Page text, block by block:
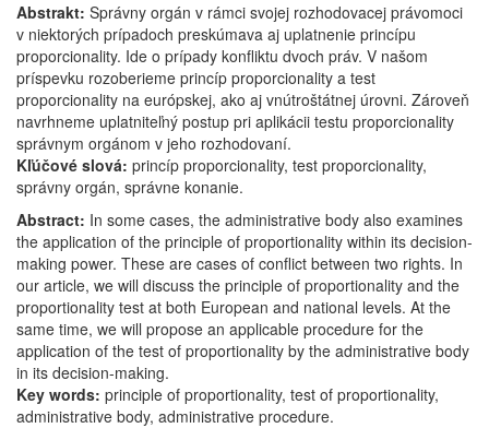
Abstrakt: Správny orgán v rámci svojej rozhodovacej právomoci
v niektorých prípadoch preskúmava aj uplatnenie princípu
proporcionality. Ide o prípady konfliktu dvoch práv. V našom
príspevku rozoberieme princíp proporcionality a test
proporcionality na európskej, ako aj vnútroštátnej úrovni. Zároveň
navrhneme uplatniteľný postup pri aplikácii testu proporcionality
správnym orgánom v jeho rozhodovaní.
Kľúčové slová: princíp proporcionality, test proporcionality,
správny orgán, správne konanie.
Abstract: In some cases, the administrative body also examines
the application of the principle of proportionality within its decision-
making power. These are cases of conflict between two rights. In
our article, we will discuss the principle of proportionality and the
proportionality test at both European and national levels. At the
same time, we will propose an applicable procedure for the
application of the test of proportionality by the administrative body
in its decision-making.
Key words: principle of proportionality, test of proportionality,
administrative body, administrative procedure.